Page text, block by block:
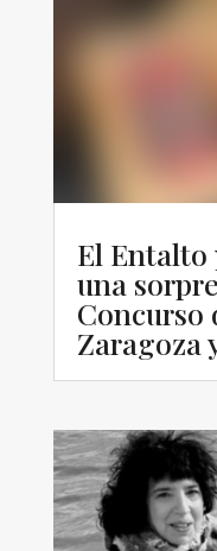
El
una
Concurso
Zaragoza